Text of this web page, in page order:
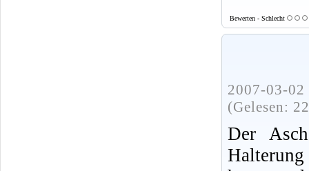
Bewerten - Schlecht
2007-03-
(Gelesen:
Der